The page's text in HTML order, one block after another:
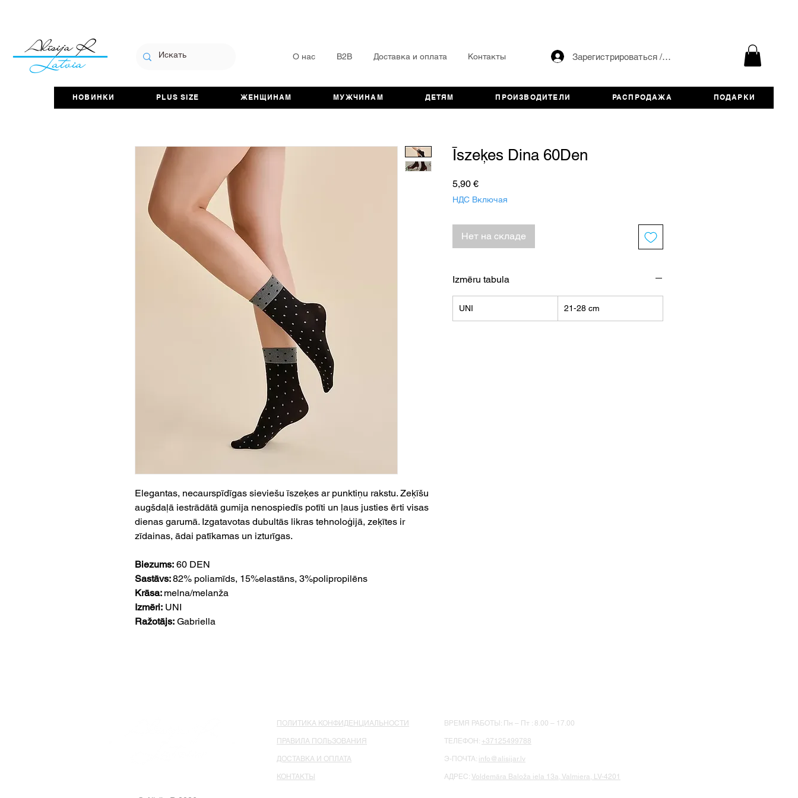
О нас B2B Доставка и оплата Контакты Зарегистрироваться / авторизоваться
НОВИНКИ PLUS SIZE ЖЕНЩИНАМ МУЖЧИНАМ ДЕТЯМ ПРОИЗВОДИТЕЛИ РАСПРОДАЖА ПОДАРКИ
Elegantas, necaurspīdīgas sieviešu īszeķes ar punktiņu rakstu. Zeķīšu
augšdaļā iestrādātā gumija nenospiedīs potīti un ļaus justies ērti visas
dienas garumā. Izgatavotas dubultās likras tehnoloģijā, zeķītes ir
zīdainas, ādai patīkamas un izturīgas.
Biezums: 60 DEN
Sastāvs:82% poliamīds, 15%elastāns, 3%polipropilēns
Krāsa: melna/melanža
Izmēri: UNI
Ražotājs: Gabriella
Īszeķes Dina 60Den
5,90 €Цена
НДС Включая
Нет на складе
Izmēru tabula
UNI 21-28 cm
ПОЛИТИКА КОНФИДЕНЦИАЛЬНОСТИ
ПРАВИЛА ПОЛЬЗОВАНИЯ
ДОСТАВКА И ОПЛАТА
КОНТАКТЫ
ВРЕМЯ РАБОТЫ: Пн – Пт : 8.00 – 17.00
ТЕЛЕФОН: +37125499788
Э-ПОЧТА: info@alisijar.lv
АДРЕС: Voldemāra Baloža iela 13a, Valmiera, LV-4201